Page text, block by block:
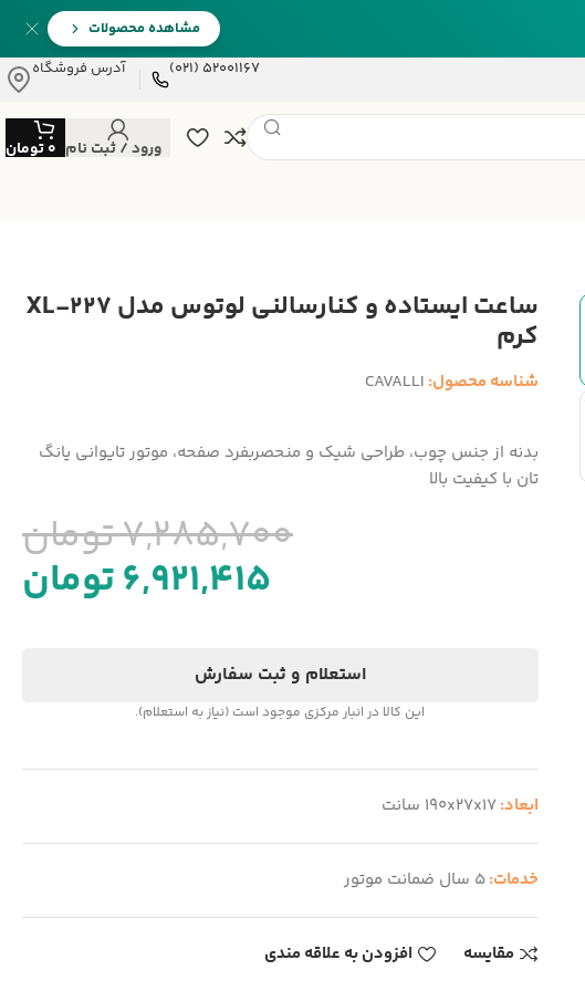
مشاهده محصولات
52001167 (021)
آدرس فروشگاه
ورود / ثبت نام 0تومان
ساعت ایستاده و کنارسالنی لوتوس مدل XL-227
کرم
شناسه محصول: CAVALLI
بدنه از جنس چوب، طراحی شیک و منحصربفرد صفحه، موتور تایوانی یانگ
تان با کیفیت بالا
7,285,700تومان
6,921,415تومان
استعلام و ثبت سفارش
این کالا در انبار مرکزی موجود است (نیاز به استعلام).
ابعاد:190x27x17 سانت
خدمات:5 سال ضمانت موتور
مقایسه افزودن به علاقه مندی